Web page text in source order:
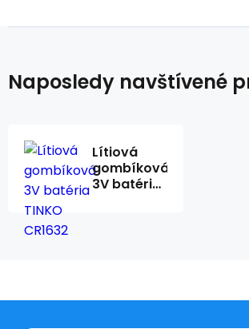
Naposledy navštívené
Lítiová
gombíková
3V batéria